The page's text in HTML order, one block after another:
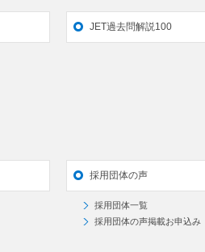
JET過去問解説100
採用団体の声
採用団体一覧
採用団体の声掲載お申込み